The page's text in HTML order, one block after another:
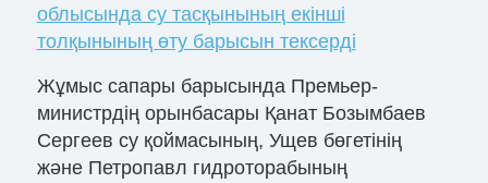
облысында су тасқынының екінші
толқынының өту барысын тексерді
Жұмыс сапары барысында Премьер-
министрдің орынбасары Қанат Бозымбаев
Сергеев су қоймасының, Ущев бөгетінің
және Петропавл гидроторабының